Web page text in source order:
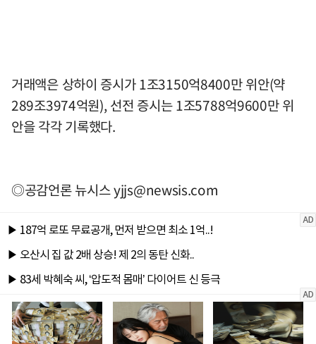
거래액은 상하이 증시가 1조3150억8400만 위안(약
289조3974억원), 선전 증시는 1조5788억9600만 위
안을 각각 기록했다.
◎공감언론 뉴시스yjjs@newsis.com